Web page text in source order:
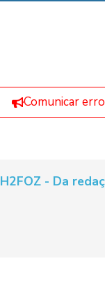
Comunicar erro
H2FOZ - Da